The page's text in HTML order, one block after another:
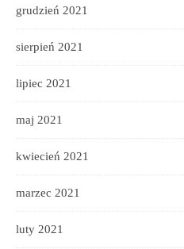
grudzień 2021
sierpień 2021
lipiec 2021
maj 2021
kwiecień 2021
marzec 2021
luty 2021